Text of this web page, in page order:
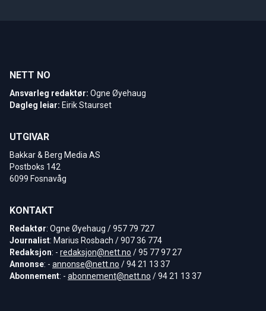
NETT NO
Ansvarleg redaktør: Ogne Øyehaug
Dagleg leiar: Eirik Staurset
UTGIVAR
Bakkar & Berg Media AS
Postboks 142
6099 Fosnavåg
KONTAKT
Redaktør: Ogne Øyehaug / 957 79 727
Journalist: Marius Rosbach / 907 36 774
Redaksjon: - redaksjon@nett.no / 95 77 97 27
Annonse: - annonse@nett.no / 94 21 13 37
Abonnement: - abonnement@nett.no / 94 21 13 37